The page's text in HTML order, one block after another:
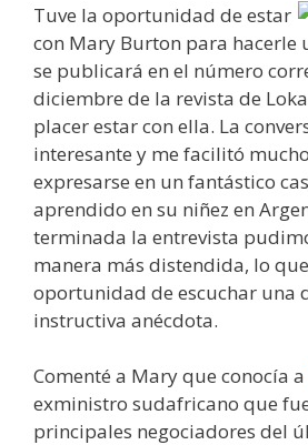
Tuve la oportunidad de estar
con Mary Burton para hacerle
se publicará en el número
diciembre de la revista de
placer estar con ella. La
interesante y me facilitó
expresarse en un fantástico
aprendido en su niñez en
terminada la entrevista
manera más distendida, lo
oportunidad de escuchar una
instructiva anécdota.
Comenté a Mary que conocía a
exministro sudafricano que
principales negociadores del